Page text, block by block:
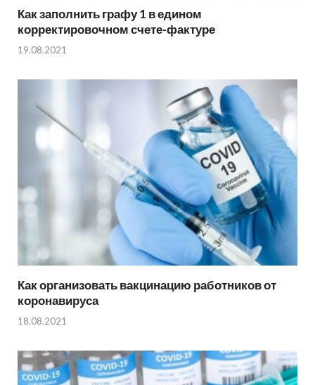
Как заполнить графу 1 в едином
корректировочном счете-фактуре
19.08.2021
Как организовать вакцинацию работников от
коронавируса
18.08.2021